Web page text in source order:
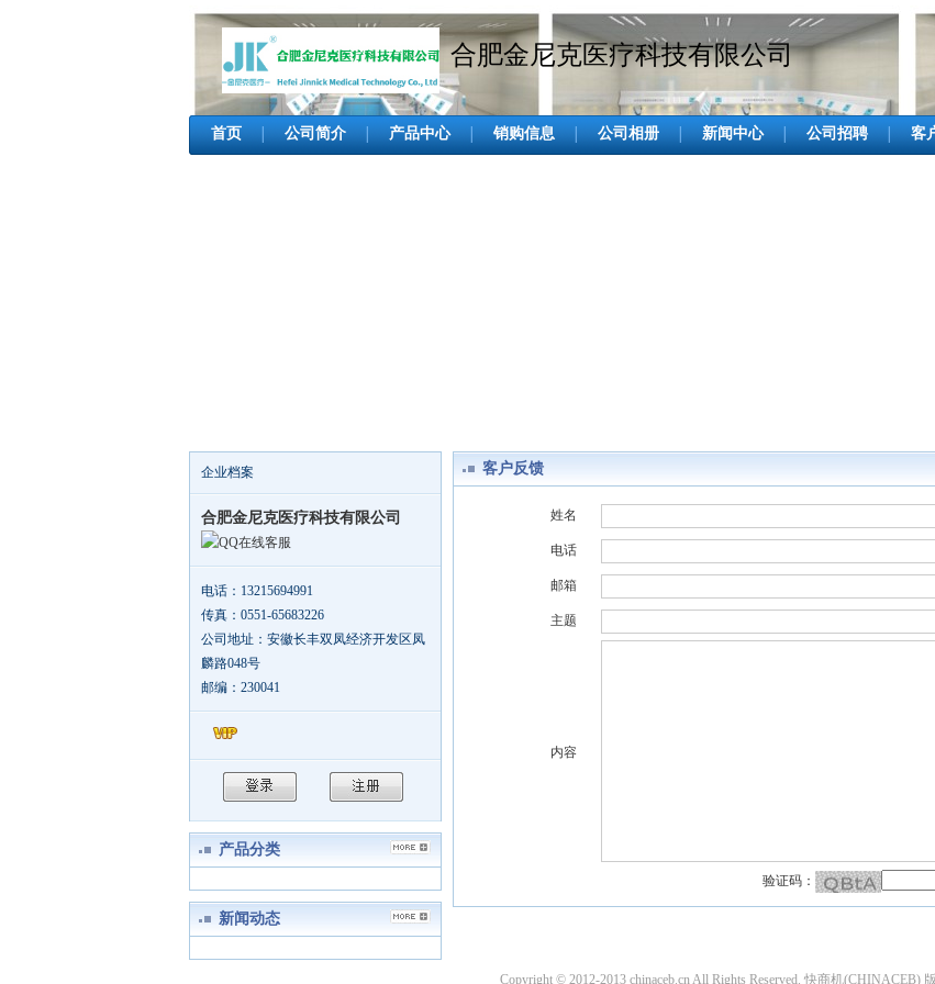
合肥金尼克医疗科技有限公司
首页 公司简介 产品中心 销购信息 公司相册 新闻中心 公司招聘 客
企业档案
合肥金尼克医疗科技有限公司
在线客服
电话：13215694991
传真：0551-65683226
公司地址：安徽长丰双凤经济开发区凤
麟路048号
邮编：230041
产品分类
新闻动态
客户反馈
姓名
电话
邮箱
主题
内容
验证码：
Copyright © 2012-2013 chinaceb.cn All Rights Reserved. 快商机(CHINACEB)